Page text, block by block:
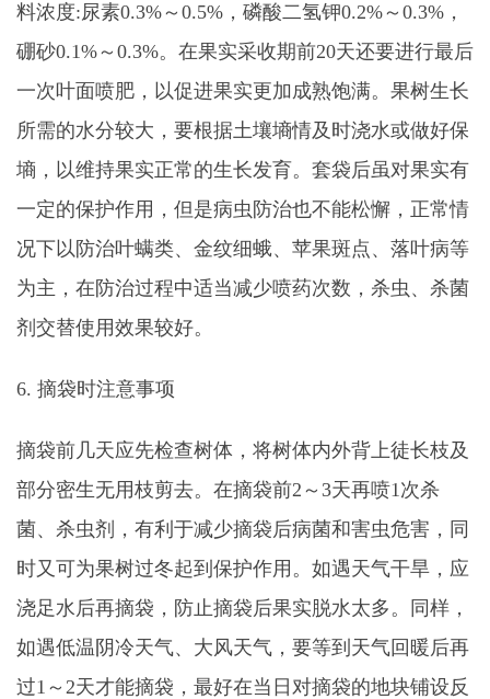
料浓度:尿素0.3%～0.5%，磷酸二氢钾0.2%～0.3%，
硼砂0.1%～0.3%。在果实采收期前20天还要进行最后
一次叶面喷肥，以促进果实更加成熟饱满。果树生长
所需的水分较大，要根据土壤墒情及时浇水或做好保
墒，以维持果实正常的生长发育。套袋后虽对果实有
一定的保护作用，但是病虫防治也不能松懈，正常情
况下以防治叶螨类、金纹细蛾、苹果斑点、落叶病等
为主，在防治过程中适当减少喷药次数，杀虫、杀菌
剂交替使用效果较好。
6. 摘袋时注意事项
摘袋前几天应先检查树体，将树体内外背上徒长枝及
部分密生无用枝剪去。在摘袋前2～3天再喷1次杀
菌、杀虫剂，有利于减少摘袋后病菌和害虫危害，同
时又可为果树过冬起到保护作用。如遇天气干旱，应
浇足水后再摘袋，防止摘袋后果实脱水太多。同样，
如遇低温阴冷天气、大风天气，要等到天气回暖后再
过1～2天才能摘袋，最好在当日对摘袋的地块铺设反